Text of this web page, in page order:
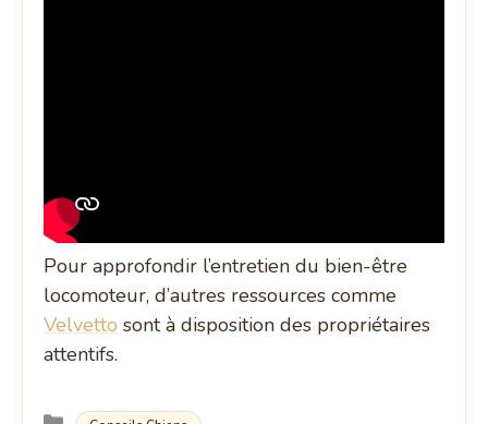
Pour approfondir l’entretien du bien-être
locomoteur, d’autres ressources comme
Velvetto sont à disposition des propriétaires
attentifs.